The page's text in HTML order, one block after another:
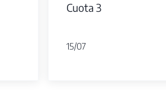
Cuota 3
15/07